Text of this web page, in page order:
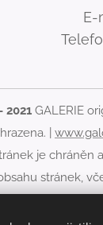
E-
2021 GALERIE
|
je chráněn
stránek,
originálů